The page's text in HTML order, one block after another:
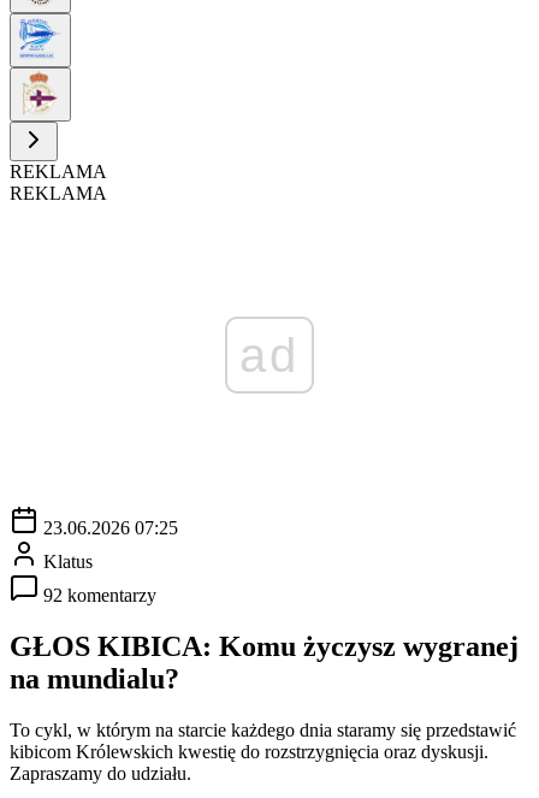
REKLAMA
REKLAMA
ad
23.06.2026 07:25
Klatus
92 komentarzy
GŁOS KIBICA: Komu życzysz wygranej
na mundialu?
To cykl, w którym na starcie każdego dnia staramy się przedstawić
kibicom Królewskich kwestię do rozstrzygnięcia oraz dyskusji.
Zapraszamy do udziału.